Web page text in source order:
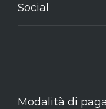
Social
Modalità di